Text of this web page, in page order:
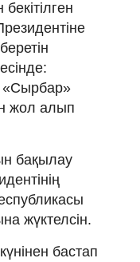
«Сырбар»
жол алып
бақылау
жүктелсін.
бастап